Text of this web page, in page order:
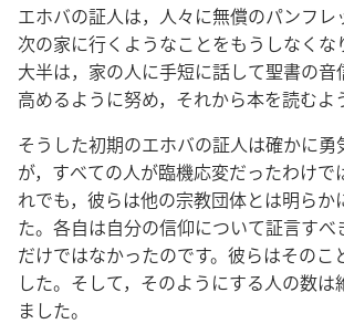
エホバの証人は，人々に無償のパンフレ
次の家に行くようなことをもうしなくな
大半は，家の人に手短に話して聖書の音
高めるように努め，それから本を読むよ
そうした初期のエホバの証人は確かに勇
が，すべての人が臨機応変だったわけで
れでも，彼らは他の宗教団体とは明らか
た。各自は自分の信仰について証言すべ
だけではなかったのです。彼らはそのこ
した。そして，そのようにする人の数は
ました。